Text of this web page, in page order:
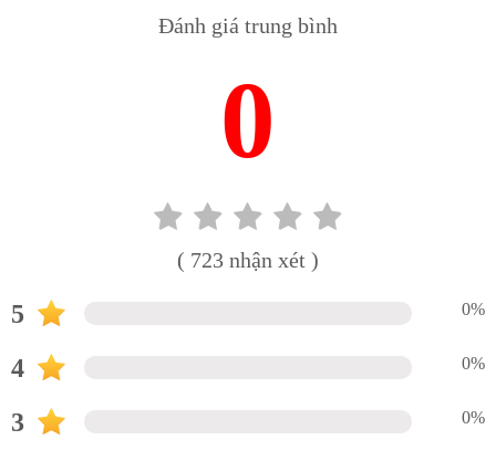
Đánh giá trung bình
0
( 723 nhận xét )
5 0%
4 0%
3 0%